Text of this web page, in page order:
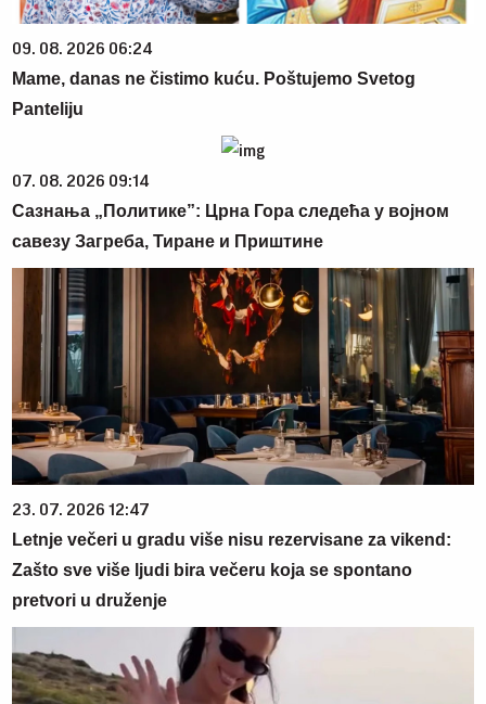
09. 08. 2026 06:24
Mame, danas ne čistimo kuću. Poštujemo Svetog
Panteliju
07. 08. 2026 09:14
Сазнања „Политике”: Црна Гора следећа у војном
савезу Загреба, Тиране и Приштине
23. 07. 2026 12:47
Letnje večeri u gradu više nisu rezervisane za vikend:
Zašto sve više ljudi bira večeru koja se spontano
pretvori u druženje